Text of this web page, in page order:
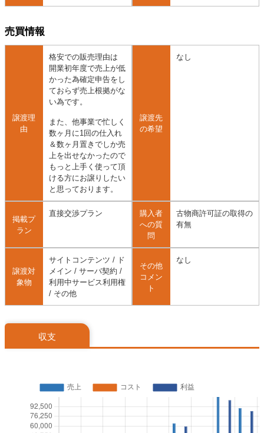
売買情報
譲渡理
由
格安での販売理由は
開業初年度で売上が低
かった為確定申告をし
ておらず売上根拠がな
い為です。
また、他事業で忙しく
数ヶ月に1回の仕入れ
＆数ヶ月置きでしか売
上を出せなかったので
もっと上手く使って頂
ける方にお譲りしたい
と思っております。
譲渡先
の希望
なし
掲載プ
ラン
直接交渉プラン
購入者
への質
問
古物商許可証の取得の
有無
譲渡対
象物
サイトコンテンツ / ド
メイン / サーバ契約 /
利用中サービス利用権
/ その他
その他
コメン
ト
なし
収支